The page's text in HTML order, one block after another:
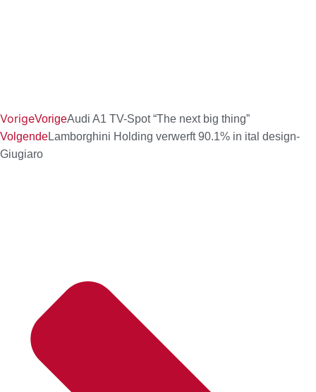
VorigeVorigeAudi A1 TV-Spot “The next big thing”
VolgendeLamborghini Holding verwerft 90.1% in ital design-
Giugiaro